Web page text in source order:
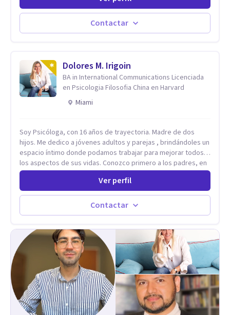
sufrir y cada una por cuestiones particulares, es en mi
espacio donde se le dará un lugar a esas cuestiones
singulares de cada uno, para luego generar cambios. Soy una
investigo. Siempre en la búsqueda de ser un mejor
profesional.
Contactar
Dolores M. Irigoin
BA in International Communications Licenciada
en Psicologia Filosofia China en Harvard
Miami
Soy Psicóloga, con 16 años de trayectoria. Madre de dos
hijos. Me dedico a jóvenes adultos y parejas , brindándoles un
espacio íntimo donde podamos trabajar para mejorar todos
los aspectos de sus vidas. Conozco primero a los padres, en
el caso de niños u adolescentes, para luego seguir la terapia
con sus hijos, apuntalándolos en su futuro personal,
universitario y profesional, siempre conteniendo
paralelamente a los padres y brindándoles un espacio de
seguridad. Hago terapia de pareja y adultos con método
Ver perfil
Contactar